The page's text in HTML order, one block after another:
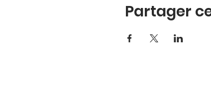
Partager